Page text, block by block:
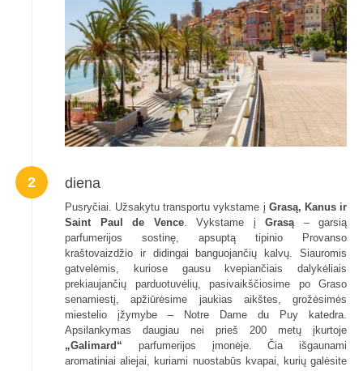
2 diena
Pusryčiai. Užsakytu transportu vykstame į Grasą, Kanus ir
Saint Paul de Vence. Vykstame į Grasą – garsią
parfumerijos sostinę, apsuptą tipinio Provanso
kraštovaizdžio ir didingai banguojančių kalvų. Siauromis
gatvelėmis, kuriose gausu kvepiančiais dalykėliais
prekiaujančių parduotuvėlių, pasivaikščiosime po Graso
senamiestį, apžiūrėsime jaukias aikštes, grožėsimės
miestelio įžymybe – Notre Dame du Puy katedra.
Apsilankymas daugiau nei prieš 200 metų įkurtoje
„Galimard“ parfumerijos įmonėje. Čia išgaunami
aromatiniai aliejai, kuriami nuostabūs kvapai, kurių galėsite